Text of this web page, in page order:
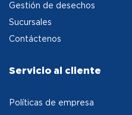
Gestión de desechos
Sucursales
Contáctenos
Servicio al cliente
Políticas de empresa